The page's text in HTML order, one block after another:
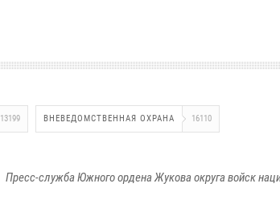
13199 ВНЕВЕДОМСТВЕННАЯ ОХРАНА 16110
Пресс-служба Южного ордена Жукова округа войск